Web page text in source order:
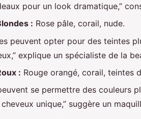
pour un look dramatique,”
: Rose pâle, corail, nude.
peuvent opter pour des teintes
explique un spécialiste de la
: Rouge orangé, corail, teintes
se permettre des couleurs
unique,” suggère un